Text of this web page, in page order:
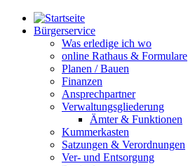
Bürgerservice
Was erledige ich wo
online Rathaus & Formulare
Planen / Bauen
Finanzen
Ansprechpartner
Verwaltungsgliederung
Ämter & Funktionen
Kummerkasten
Satzungen & Verordnungen
Ver- und Entsorgung